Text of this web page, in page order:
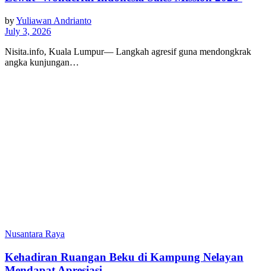
byYuliawan Andrianto
July 3, 2026
Nisita.info, Kuala Lumpur— Langkah agresif guna mendongkrak
angka kunjungan…
Nusantara Raya
Kehadiran Ruangan Beku di Kampung Nelayan